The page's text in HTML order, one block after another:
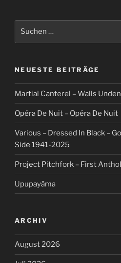
NEUESTE BEITRÄGE
Martial Canterel – Walls
Opéra De Nuit – Opéra De Nuit
Various – Dressed In Black –
Side 1941-2025
Project Pitchfork – First
Upupayāma
ARCHIV
August 2026